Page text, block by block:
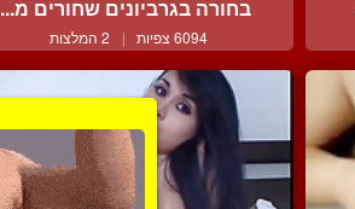
בחורה בגרביונים שחורים מ...
6094 צפיות | 2 המלצות